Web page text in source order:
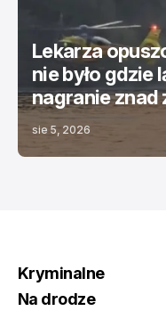
Lekarza
nie było gdzie
nagranie znad
sie 5, 2026
Kryminalne
Na drodze